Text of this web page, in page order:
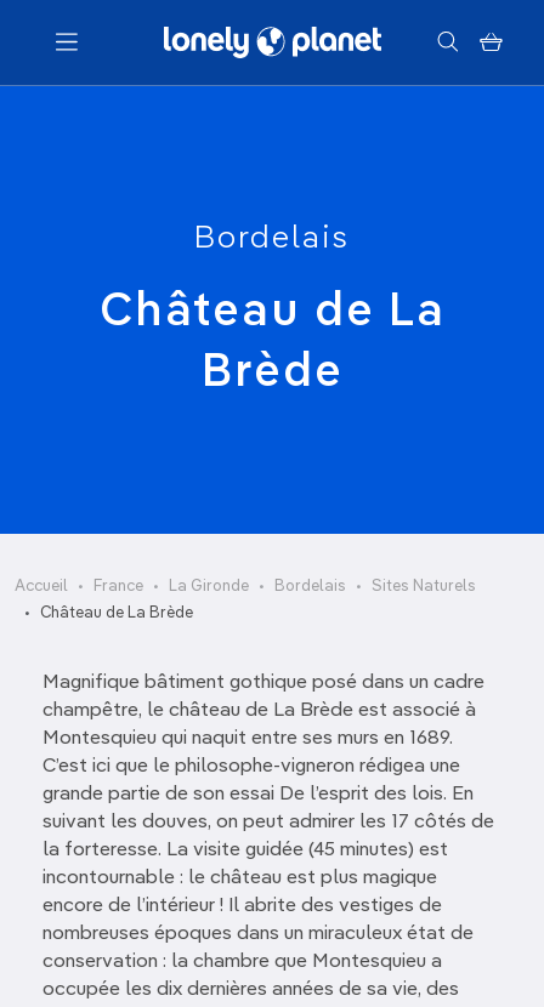
Menu
Bordelais
Château de La
Brède
Accueil France La Gironde Bordelais
Sites Naturels
Château de La Brède
Magnifique bâtiment gothique posé dans un cadre
champêtre, le château de La Brède est associé à
Montesquieu qui naquit entre ses murs en 1689.
C’est ici que le philosophe-vigneron rédigea une
grande partie de son essai De l’esprit des lois. En
suivant les douves, on peut admirer les 17 côtés de
la forteresse. La visite guidée (45 minutes) est
incontournable : le château est plus magique
encore de l’intérieur ! Il abrite des vestiges de
nombreuses époques dans un miraculeux état de
conservation : la chambre que Montesquieu a
occupée les dix dernières années de sa vie, des